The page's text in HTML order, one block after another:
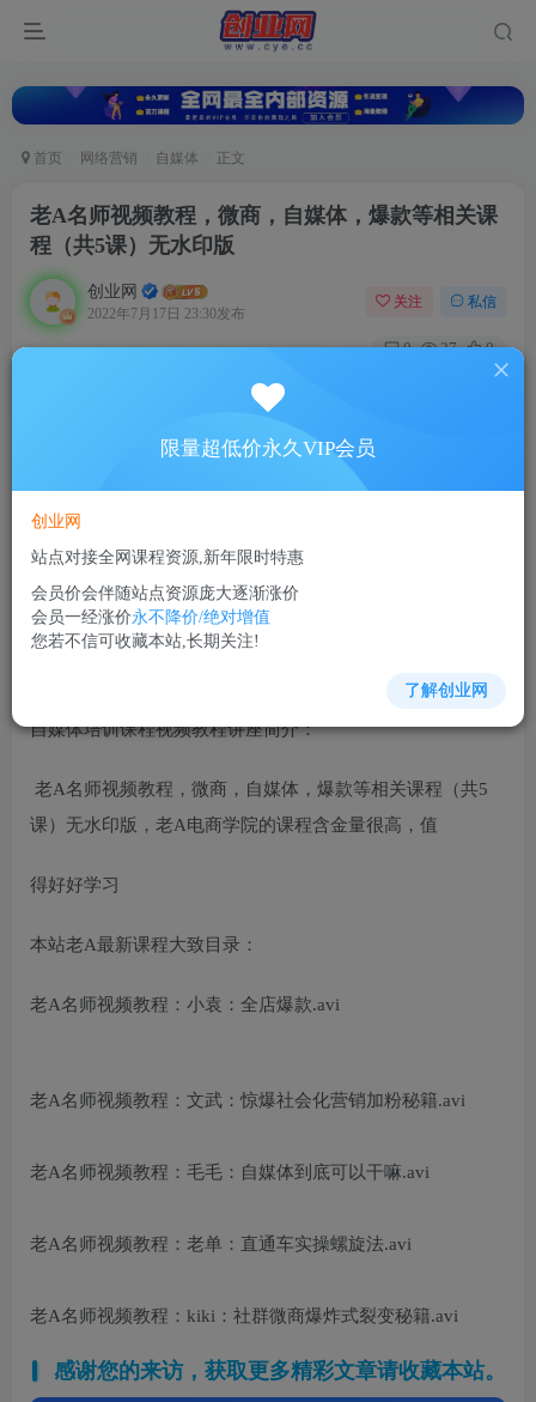
首页 网络营销 自媒体 正文
老A名师视频教程，微商，自媒体，爆款等相关课
程（共5课）无水印版
创业网
2022年7月17日 23:30发布
关注 私信
0 27 0
此内容为付费资源，请付费后查看
5
立即购买
您当前未登录！建议登陆后购买，可保存购买订单
自媒体培训课程视频教程讲座简介：
老A名师视频教程，微商，自媒体，爆款等相关课程（共5
课）无水印版，老A电商学院的课程含金量很高，值
得好好学习
本站老A最新课程大致目录：
老A名师视频教程：小袁：全店爆款.avi
老A名师视频教程：文武：惊爆社会化营销加粉秘籍.avi
老A名师视频教程：毛毛：自媒体到底可以干嘛.avi
老A名师视频教程：老单：直通车实操螺旋法.avi
老A名师视频教程：kiki：社群微商爆炸式裂变秘籍.avi
感谢您的来访，获取更多精彩文章请收藏本站。
限量超低价永久VIP会员
创业网
站点对接全网课程资源,新年限时特惠
会员价会伴随站点资源庞大逐渐涨价
会员一经涨价永不降价/绝对增值
您若不信可收藏本站,长期关注!
了解创业网